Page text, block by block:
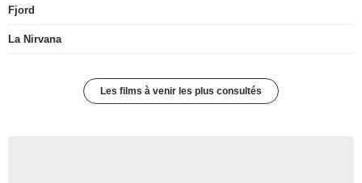
Fjord
La Nirvana
Les films à venir les plus consultés